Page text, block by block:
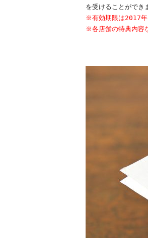
を受けることができ
※有効期限は2017年
※各店舗の特典内容